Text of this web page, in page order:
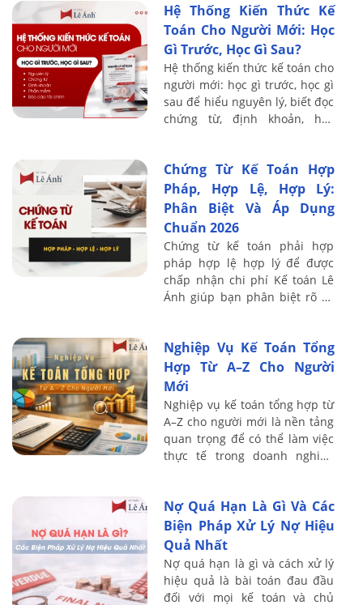
Hệ Thống Kiến Thức Kế
Toán Cho Người Mới: Học
Gì Trước, Học Gì Sau?
Hệ thống kiến thức kế toán cho
người mới: học gì trước, học gì
sau để hiểu nguyên lý, biết đọc
chứng từ, định khoản, học
Chứng Từ Kế Toán Hợp
Pháp, Hợp Lệ, Hợp Lý:
Phân Biệt Và Áp Dụng
Chuẩn 2026
Chứng từ kế toán phải hợp
pháp hợp lệ hợp lý để được
chấp nhận chi phí Kế toán Lê
Ánh giúp bạn phân biệt rõ và
Nghiệp Vụ Kế Toán Tổng
Hợp Từ A–Z Cho Người
Mới
Nghiệp vụ kế toán tổng hợp từ
A–Z cho người mới là nền tảng
quan trọng để có thể làm việc
thực tế trong doanh nghiệp
Ánh ...
Nợ Quá Hạn Là Gì Và Các
Biện Pháp Xử Lý Nợ Hiệu
Quả Nhất
Nợ quá hạn là gì và cách xử lý
hiệu quả là bài toán đau đầu
đối với mọi kế toán và chủ